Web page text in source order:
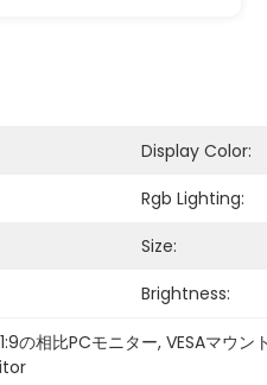
Display Color:
Rgb Lighting:
Size:
Brightness:
の相比PCモニター, VESAマウン